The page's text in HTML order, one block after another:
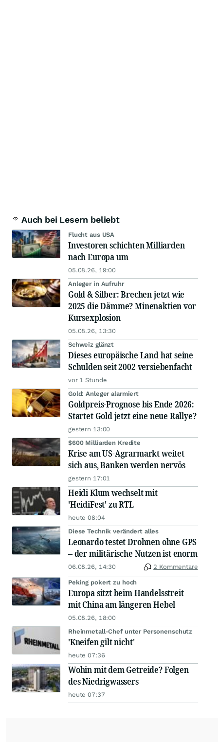
Auch bei Lesern beliebt
Flucht aus USA
Investoren schichten Milliarden
nach Europa um
05.08.26, 19:00
Anleger in Aufruhr
Gold & Silber: Brechen jetzt wie
2025 die Dämme? Minenaktien vor
Kursexplosion
05.08.26, 13:30
Schweiz glänzt
Dieses europäische Land hat seine
Schulden seit 2002 versiebenfacht
vor 1 Stunde
Gold: Anleger alarmiert
Goldpreis-Prognose bis Ende 2026:
Startet Gold jetzt eine neue Rallye?
gestern 13:00
$600 Milliarden Kredite
Krise am US-Agrarmarkt weitet
sich aus, Banken werden nervös
gestern 17:01
Heidi Klum wechselt mit
'HeidiFest' zu RTL
heute 08:04
Diese Technik verändert alles
Leonardo testet Drohnen ohne GPS
– der militärische Nutzen ist enorm
06.08.26, 14:30 2 Kommentare
Peking pokert zu hoch
Europa sitzt beim Handelsstreit
mit China am längeren Hebel
05.08.26, 18:00
Rheinmetall-Chef unter Personenschutz
'Kneifen gilt nicht'
heute 07:36
Wohin mit dem Getreide? Folgen
des Niedrigwassers
heute 07:37